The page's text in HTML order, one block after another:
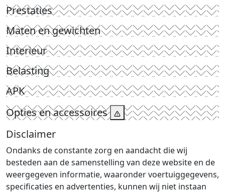
Prestaties
Maten en gewichten
Interieur
Belasting
APK
Opties en accessoires
Disclaimer
Ondanks de constante zorg en aandacht die wij
besteden aan de samenstelling van deze website en de
weergegeven informatie, waaronder voertuiggegevens,
specificaties en advertenties, kunnen wij niet instaan